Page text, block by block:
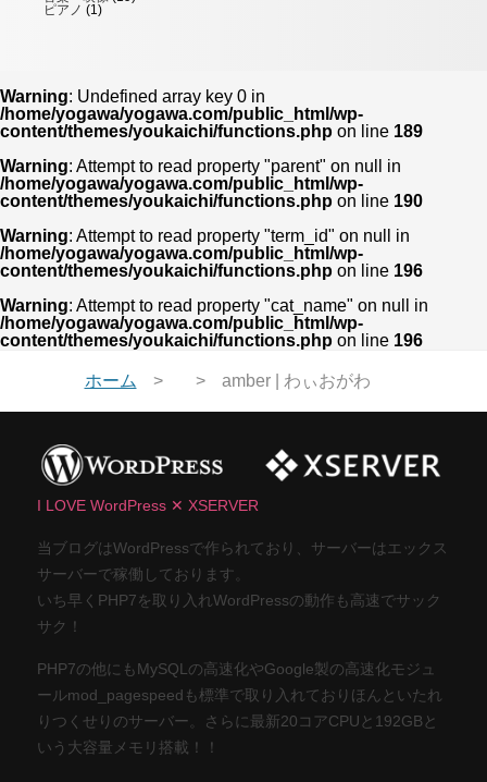
ピアノ (1)
Warning: Undefined array key 0 in
/home/yogawa/yogawa.com/public_html/wp-
content/themes/youkaichi/functions.php on line 189
Warning: Attempt to read property "parent" on null in
/home/yogawa/yogawa.com/public_html/wp-
content/themes/youkaichi/functions.php on line 190
Warning: Attempt to read property "term_id" on null in
/home/yogawa/yogawa.com/public_html/wp-
content/themes/youkaichi/functions.php on line 196
Warning: Attempt to read property "cat_name" on null in
/home/yogawa/yogawa.com/public_html/wp-
content/themes/youkaichi/functions.php on line 196
ホーム amber | わぃおがわ
I LOVE WordPress ✕ XSERVER
当ブログはWordPressで作られており、サーバーはエックス
サーバーで稼働しております。
いち早くPHP7を取り入れWordPressの動作も高速でサック
サク！
PHP7の他にもMySQLの高速化やGoogle製の高速化モジュ
ールmod_pagespeedも標準で取り入れておりほんといたれ
りつくせりのサーバー。さらに最新20コアCPUと192GBと
いう大容量メモリ搭載！！